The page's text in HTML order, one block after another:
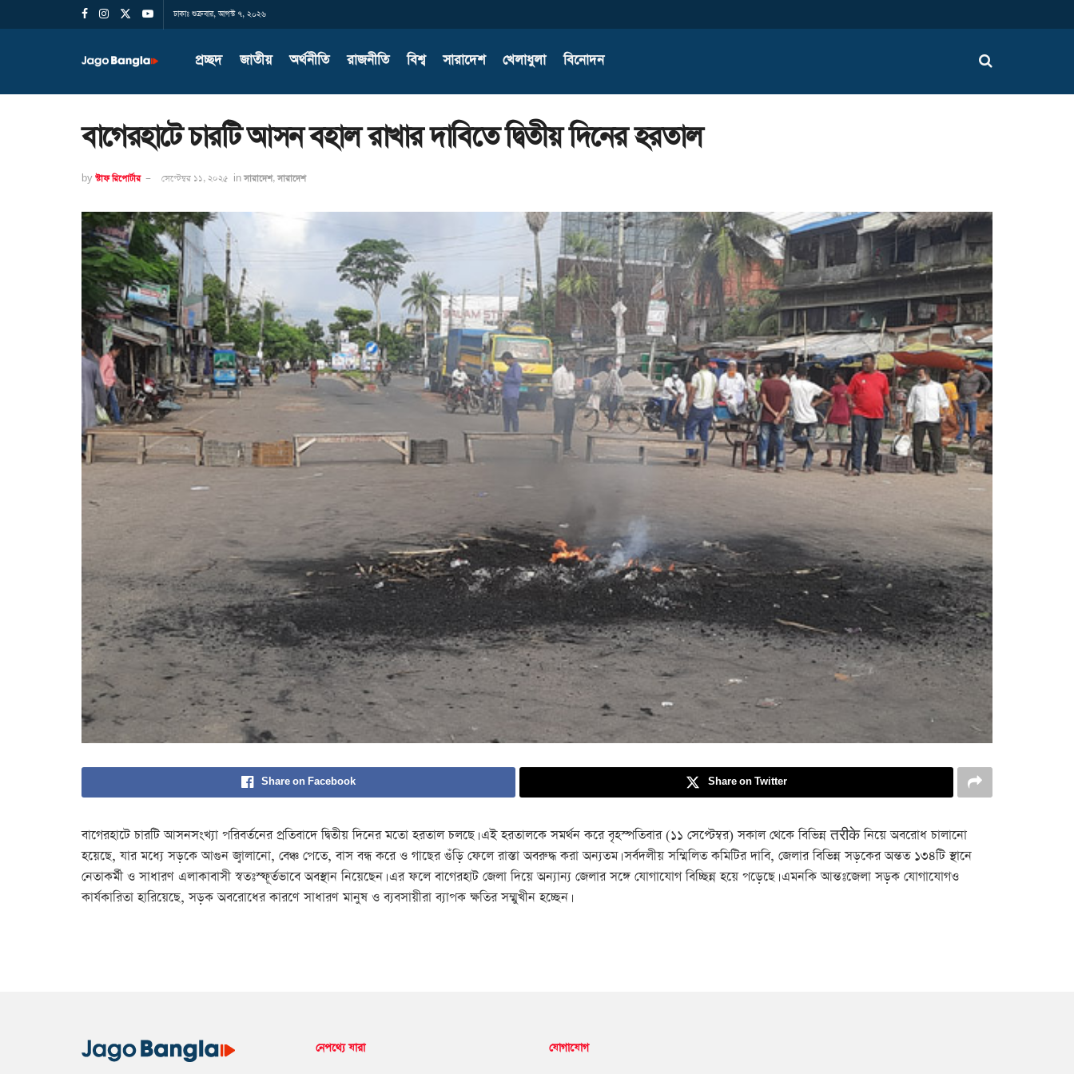
ঢাকাঃ শুক্রবার, আগস্ট ৭, ২০২৬
প্রচ্ছদ জাতীয় অর্থনীতি রাজনীতি বিশ্ব সারাদেশ খেলাধুলা বিনোদন
বাগেরহাটে চারটি আসন বহাল রাখার দাবিতে দ্বিতীয় দিনের হরতাল
by স্টাফ রিপোর্টার সেপ্টেম্বর ১১, ২০২৫ in সারাদেশ, সারাদেশ
Share on Facebook Share on Twitter
বাগেরহাটে চারটি আসনসংখ্যা পরিবর্তনের প্রতিবাদে দ্বিতীয় দিনের মতো হরতাল চলছে। এই হরতালকে সমর্থন করে বৃহস্পতিবার (১১ সেপ্টেম্বর) সকাল থেকে বিভিন্ন तरीके নিয়ে অবরোধ চালানো
হয়েছে, যার মধ্যে সড়কে আগুন জ্বালানো, বেঞ্চ পেতে, বাস বন্ধ করে ও গাছের গুঁড়ি ফেলে রাস্তা অবরুদ্ধ করা অন্যতম। সর্বদলীয় সম্মিলিত কমিটির দাবি, জেলার বিভিন্ন সড়কের অন্তত ১৩৪টি স্থানে
নেতাকর্মী ও সাধারণ এলাকাবাসী স্বতঃস্ফূর্তভাবে অবস্থান নিয়েছেন। এর ফলে বাগেরহাট জেলা দিয়ে অন্যান্য জেলার সঙ্গে যোগাযোগ বিচ্ছিন্ন হয়ে পড়েছে। এমনকি আন্তঃজেলা সড়ক যোগাযোগও
কার্যকারিতা হারিয়েছে, সড়ক অবরোধের কারণে সাধারণ মানুষ ও ব্যবসায়ীরা ব্যাপক ক্ষতির সম্মুখীন হচ্ছেন।
নেপথ্যে যারা যোগাযোগ